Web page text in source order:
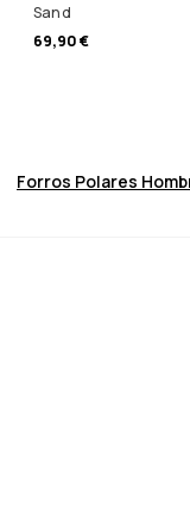
Sand
69,90 €
Forros Polares